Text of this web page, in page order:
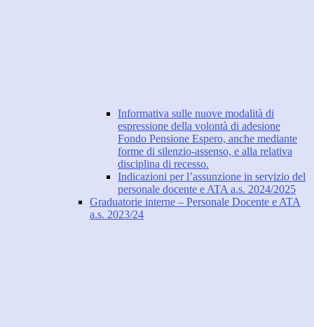
Informativa sulle nuove modalità di
espressione della volontà di adesione
Fondo Pensione Espero, anche mediante
forme di silenzio-assenso, e alla relativa
disciplina di recesso.
Indicazioni per l’assunzione in servizio del
personale docente e ATA a.s. 2024/2025
Graduatorie interne – Personale Docente e ATA
a.s. 2023/24